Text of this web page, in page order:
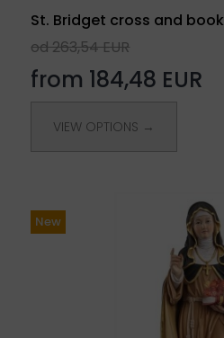
St. Bridget cross and book
od 263,54 EUR
from 184,48 EUR
VIEW OPTIONS →
New